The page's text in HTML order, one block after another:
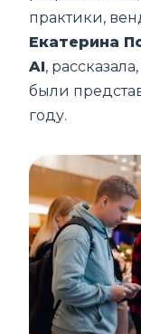
практики,
Екатерина
AI,
были
году.